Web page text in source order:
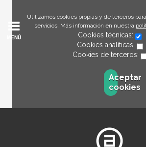
Utilizamos cookies propias y de terceros
servicios. Más información en nuestra
Cookies técnicas:
Cookies analíticas:
Cookies de terceros:
Aceptar
cookies
MENÚ